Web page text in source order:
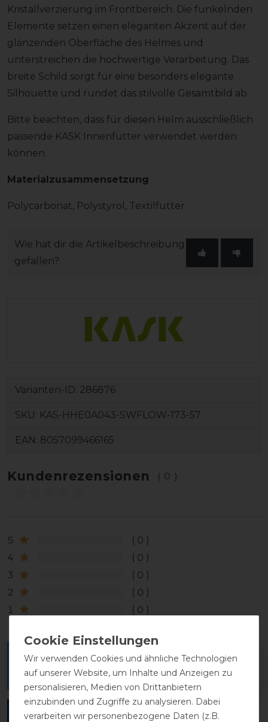
Kristallverzierung im Frontbereich. Die funkelnden
Elemente setzen einen eleganten Akzent auf der
glänzenden Oberfläche des Helmes und
unterstreichen die hochwertige Verarbeitung. Das
breite Schild sorgt für eine besonders elegante
Silhouette und rundet das stilvolle Gesamtbild ab.
Bitte beachten, dass für diesen Helm ausschließlich
passende KASK Innenfutter verwendet werden
können.
Materialzusammensetzung
Polycarbonat, Polystyrol, Textilfutter
Wie hat dir die Artikelbeschreibung
gefallen?
Varianten-ID: 286876
SKU: KAS-HHE0A043-SWFLOW-173-57
EAN: 8057099466165
Kundenrezensionen (0)
5
0
4
0
3
0
2
0
1
0
Melde dich an, um eine Kundenrezension zu
verfassen.
ANMELDEN
Wir verwenden Cookies und ähnliche Technologien
auf unserer Website, um Inhalte und Anzeigen zu
personalisieren, Medien von Drittanbietern
einzubinden und Zugriffe zu analysieren. Dabei
verarbeiten wir personenbezogene Daten (z.B.